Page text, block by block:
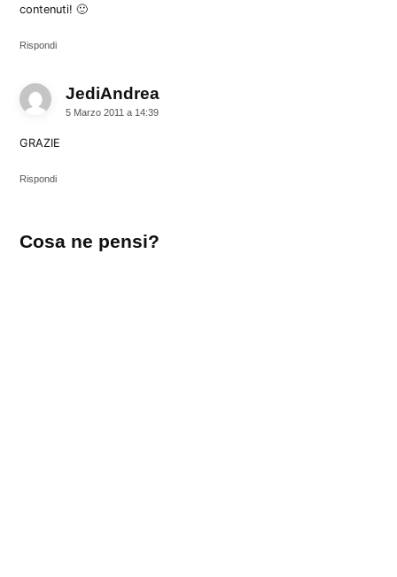
contenuti! 🙂
Rispondi
JediAndrea
5 Marzo 2011 a 14:39
GRAZIE
Rispondi
un
Cosa ne pensi?